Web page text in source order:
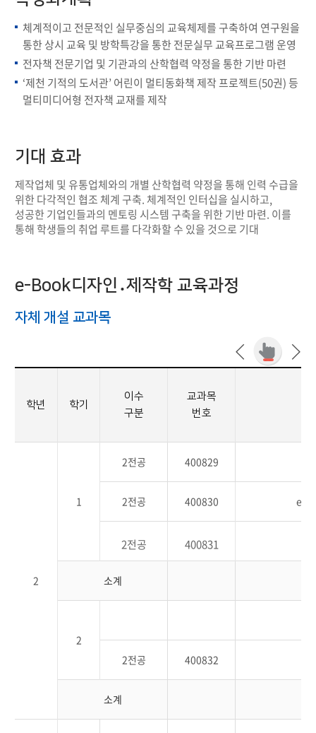
체계적이고 전문적인 실무중심의 교육체제를 구축하여 연구원을
통한 상시 교육 및 방학특강을 통한 전문실무 교육프로그램 운영
전자책 전문기업 및 기관과의 산학협력 약정을 통한 기반 마련
‘제천 기적의 도서관’ 어린이 멀티동화책 제작 프로젝트(50권) 등
멀티미디어형 전자책 교재를 제작
기대 효과
제작업체 및 유통업체와의 개별 산학협력 약정을 통해 인력 수급을
위한 다각적인 협조 체계 구축. 체계적인 인터십을 실시하고,
성공한 기업인들과의 멘토링 시스템 구축을 위한 기반 마련. 이를
통해 학생들의 취업 루트를 다각화할 수 있을 것으로 기대
e-Book디자인․제작학 교육과정
자체 개설 교과목
학년 학기
이수
구분
교과목
번호
2
1
2전공 400829
2전공 400830 e-
2전공 400831
소계
2
2전공
400832
소계